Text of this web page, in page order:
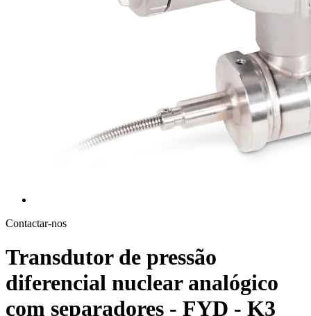
Contactar-nos
Transdutor de pressão
diferencial nuclear analógico
com separadores - FYD - K3